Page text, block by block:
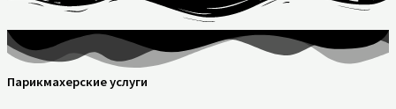
Парикмахерские услуги